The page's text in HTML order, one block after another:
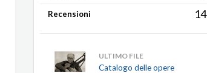
Recensioni 14
ULTIMO FILE
Catalogo delle opere